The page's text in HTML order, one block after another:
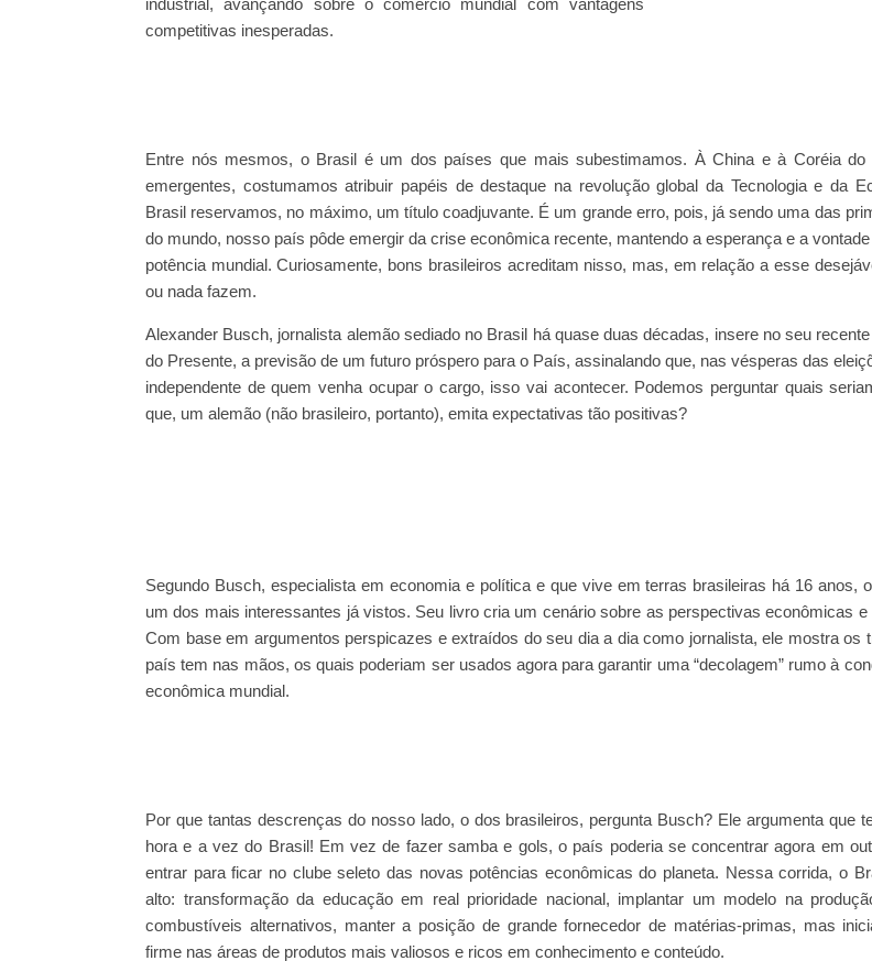
industrial, avançando sobre o comércio mundial com vantagens
competitivas inesperadas.
Entre nós mesmos, o Brasil é um dos países que mais subestimamos. À China e à Coréia do
emergentes, costumamos atribuir papéis de destaque na revolução global da Tecnologia e da
Brasil reservamos, no máximo, um título coadjuvante. É um grande erro, pois, já sendo uma das
do mundo, nosso país pôde emergir da crise econômica recente, mantendo a esperança e a
potência mundial. Curiosamente, bons brasileiros acreditam nisso, mas, em relação a esse
ou nada fazem.
Alexander Busch, jornalista alemão sediado no Brasil há quase duas décadas, insere no seu
do Presente, a previsão de um futuro próspero para o País, assinalando que, nas vésperas das
independente de quem venha ocupar o cargo, isso vai acontecer. Podemos perguntar quais
que, um alemão (não brasileiro, portanto), emita expectativas tão positivas?
Segundo Busch, especialista em economia e política e que vive em terras brasileiras há 16 anos,
um dos mais interessantes já vistos. Seu livro cria um cenário sobre as perspectivas econômicas
Com base em argumentos perspicazes e extraídos do seu dia a dia como jornalista, ele mostra os
país tem nas mãos, os quais poderiam ser usados agora para garantir uma “decolagem” rumo à
econômica mundial.
Por que tantas descrenças do nosso lado, o dos brasileiros, pergunta Busch? Ele argumenta que
hora e a vez do Brasil! Em vez de fazer samba e gols, o país poderia se concentrar agora em
entrar para ficar no clube seleto das novas potências econômicas do planeta. Nessa corrida, o
alto: transformação da educação em real prioridade nacional, implantar um modelo na
combustíveis alternativos, manter a posição de grande fornecedor de matérias-primas, mas
firme nas áreas de produtos mais valiosos e ricos em conhecimento e conteúdo.